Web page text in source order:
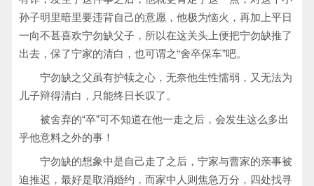
孙子明里暗里要违背自己的意愿，他极为恼火，再加上平日
一向不甚喜欢宁勿缺父子，所以在这关头上便把宁勿缺推了
出去，保了宁家的清白，也可谓之“舍卒保车”吧。
宁勿缺之父虽有护犊之心，无奈他生性懦弱，又无法为
儿子辩得清白，只能终日长叹了。
被舍弃的“卒”可不知道在他一走之后，会发生这么多出
乎他意料之外的事！
宁勿缺的想象中是自己走了之后，宁家与曹家的亲事被
迫推迟，最好是取消婚约，而家中人则焦急万分，四处找寻